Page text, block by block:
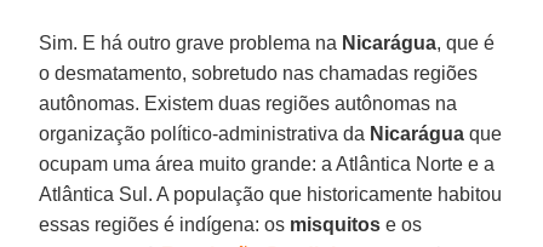
Sim. E há outro grave problema na Nicarágua, que é
o desmatamento, sobretudo nas chamadas regiões
autônomas. Existem duas regiões autônomas na
organização político-administrativa da Nicarágua que
ocupam uma área muito grande: a Atlântica Norte e a
Atlântica Sul. A população que historicamente habitou
essas regiões é indígena: os misquitos e os